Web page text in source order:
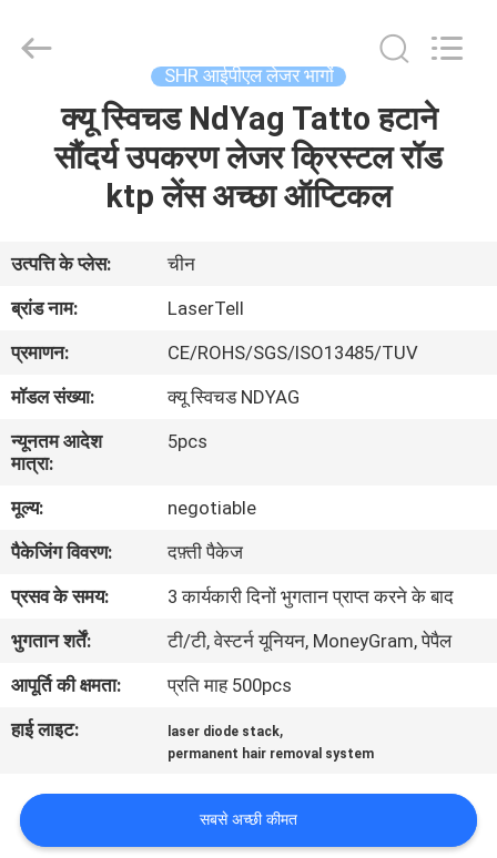
हमारे
बारे
में
कारखाना
भ्रमण
गुणवत्ता
नियंत्रण
साइटमैप
PRIVACY
POLICY
SHR आईपीएल लेजर भागों
क्यू स्विचड NdYag Tatto हटाने
सौंदर्य उपकरण लेजर क्रिस्टल रॉड
ktp लेंस अच्छा ऑप्टिकल
उत्पत्ति के प्लेस:
चीन
ब्रांड नाम:
LaserTell
प्रमाणन:
CE/ROHS/SGS/ISO13485/TUV
मॉडल संख्या:
क्यू स्विचड NDYAG
न्यूनतम आदेश
मात्रा:
5pcs
मूल्य:
negotiable
पैकेजिंग विवरण:
दफ़्ती पैकेज
प्रसव के समय:
3 कार्यकारी दिनों भुगतान प्राप्त करने के बाद
भुगतान शर्तें:
टी/टी, वेस्टर्न यूनियन, MoneyGram, पेपैल
आपूर्ति की क्षमता:
प्रति माह 500pcs
हाई लाइट:
laser diode stack,
permanent hair removal system
सबसे अच्छी कीमत